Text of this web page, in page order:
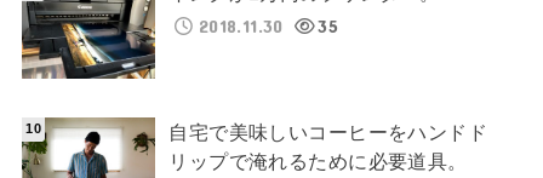
2018.11.30
35
自宅で美味しいコーヒーをハンドド
リップで淹れるために必要道具。